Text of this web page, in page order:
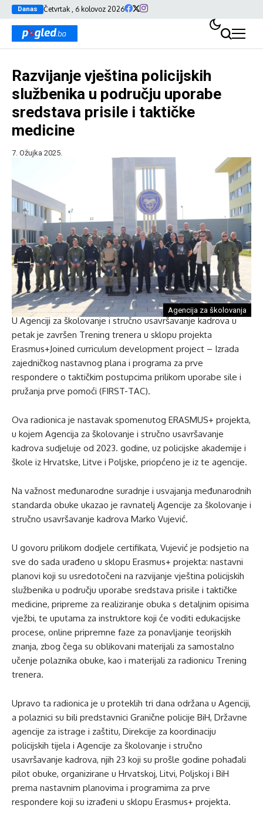
Danas Četvrtak , 6 kolovoz 2026
Razvijanje vještina policijskih
službenika u području uporabe
sredstava prisile i taktičke
medicine
7. Ožujka 2025.
Agencija za školovanja
U Agenciji za školovanje i stručno usavršavanje kadrova u
petak je završen Trening trenera u sklopu projekta
Erasmus+Joined curriculum development project – Izrada
zajedničkog nastavnog plana i programa za prve
respondere o taktičkim postupcima prilikom uporabe sile i
pružanja prve pomoći (FIRST-TAC).
Ova radionica je nastavak spomenutog ERASMUS+ projekta,
u kojem Agencija za školovanje i stručno usavršavanje
kadrova sudjeluje od 2023. godine, uz policijske akademije i
škole iz Hrvatske, Litve i Poljske, priopćeno je iz te agencije.
Na važnost međunarodne suradnje i usvajanja međunarodnih
standarda obuke ukazao je ravnatelj Agencije za školovanje i
stručno usavršavanje kadrova Marko Vujević.
U govoru prilikom dodjele certifikata, Vujević je podsjetio na
sve do sada urađeno u sklopu Erasmus+ projekta: nastavni
planovi koji su usredotočeni na razvijanje vještina policijskih
službenika u području uporabe sredstava prisile i taktičke
medicine, pripreme za realiziranje obuka s detaljnim opisima
vježbi, te uputama za instruktore koji će voditi edukacijske
procese, online pripremne faze za ponavljanje teorijskih
znanja, zbog čega su oblikovani materijali za samostalno
učenje polaznika obuke, kao i materijali za radionicu Trening
trenera.
Upravo ta radionica je u proteklih tri dana održana u Agenciji,
a polaznici su bili predstavnici Granične policije BiH, Državne
agencije za istrage i zaštitu, Direkcije za koordinaciju
policijskih tijela i Agencije za školovanje i stručno
usavršavanje kadrova, njih 23 koji su prošle godine pohađali
pilot obuke, organizirane u Hrvatskoj, Litvi, Poljskoj i BiH
prema nastavnim planovima i programima za prve
respondere koji su izrađeni u sklopu Erasmus+ projekta.